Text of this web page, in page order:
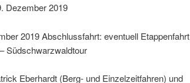
Dezember 2019
2019 Abschlussfahrt: eventuell Etappenfahrt
Südschwarzwaldtour
Eberhardt (Berg- und Einzelzeitfahren) und